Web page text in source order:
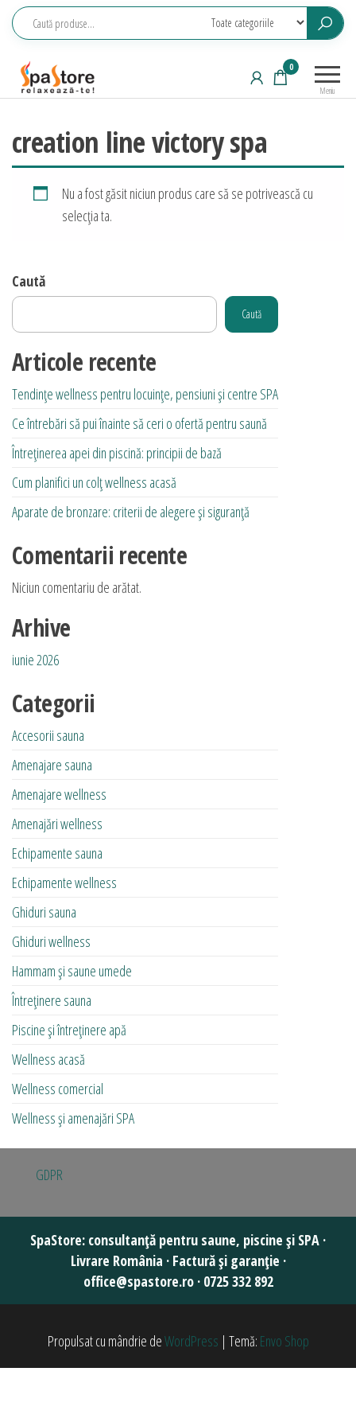
Sari
saune,
wellness
Meniu
0
creation line victory spa
Nu a fost găsit niciun produs care să se potrivească cu
selecția ta.
Caută
Caută
Articole recente
Tendințe wellness pentru locuințe, pensiuni și centre SPA
Ce întrebări să pui înainte să ceri o ofertă pentru saună
Întreținerea apei din piscină: principii de bază
Cum planifici un colț wellness acasă
Aparate de bronzare: criterii de alegere și siguranță
Comentarii recente
Niciun comentariu de arătat.
Arhive
iunie 2026
Categorii
Accesorii sauna
Amenajare sauna
Amenajare wellness
Amenajări wellness
Echipamente sauna
Echipamente wellness
Ghiduri sauna
Ghiduri wellness
Hammam și saune umede
Întreținere sauna
Piscine și întreținere apă
Wellness acasă
Wellness comercial
Wellness și amenajări SPA
GDPR
Propulsat cu mândrie deWordPress | Temă: Envo Shop